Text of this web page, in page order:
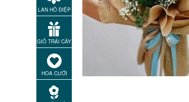
LAN HỒ ĐIỆP
GIỎ TRÁI CÂY
HOA CƯỚI